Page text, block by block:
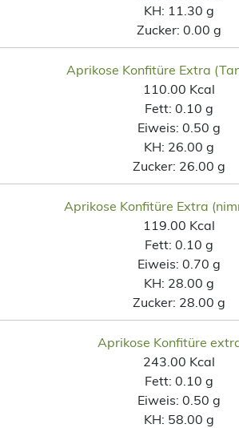
KH: 11.30 g
Zucker: 0.00 g
Aprikose Konfitüre Extra
110.00 Kcal
Fett: 0.10 g
Eiweis: 0.50 g
KH: 26.00 g
Zucker: 26.00 g
Aprikose Konfitüre Extra
119.00 Kcal
Fett: 0.10 g
Eiweis: 0.70 g
KH: 28.00 g
Zucker: 28.00 g
Aprikose Konfitüre
243.00 Kcal
Fett: 0.10 g
Eiweis: 0.50 g
KH: 58.00 g